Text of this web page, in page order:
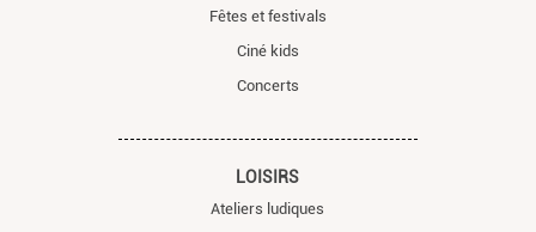
Fêtes et festivals
Ciné kids
Concerts
LOISIRS
Ateliers ludiques